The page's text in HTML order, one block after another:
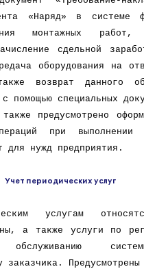
«Наряд» в системе
монтажных
сдельной
оборудования на
возврат данного
с помощью специальных
предусмотрено
при выполнении
для нужд предприятия.
Учет периодических услуг
услугам
а также услуги по
обслуживанию
заказчика. Предусмотрены